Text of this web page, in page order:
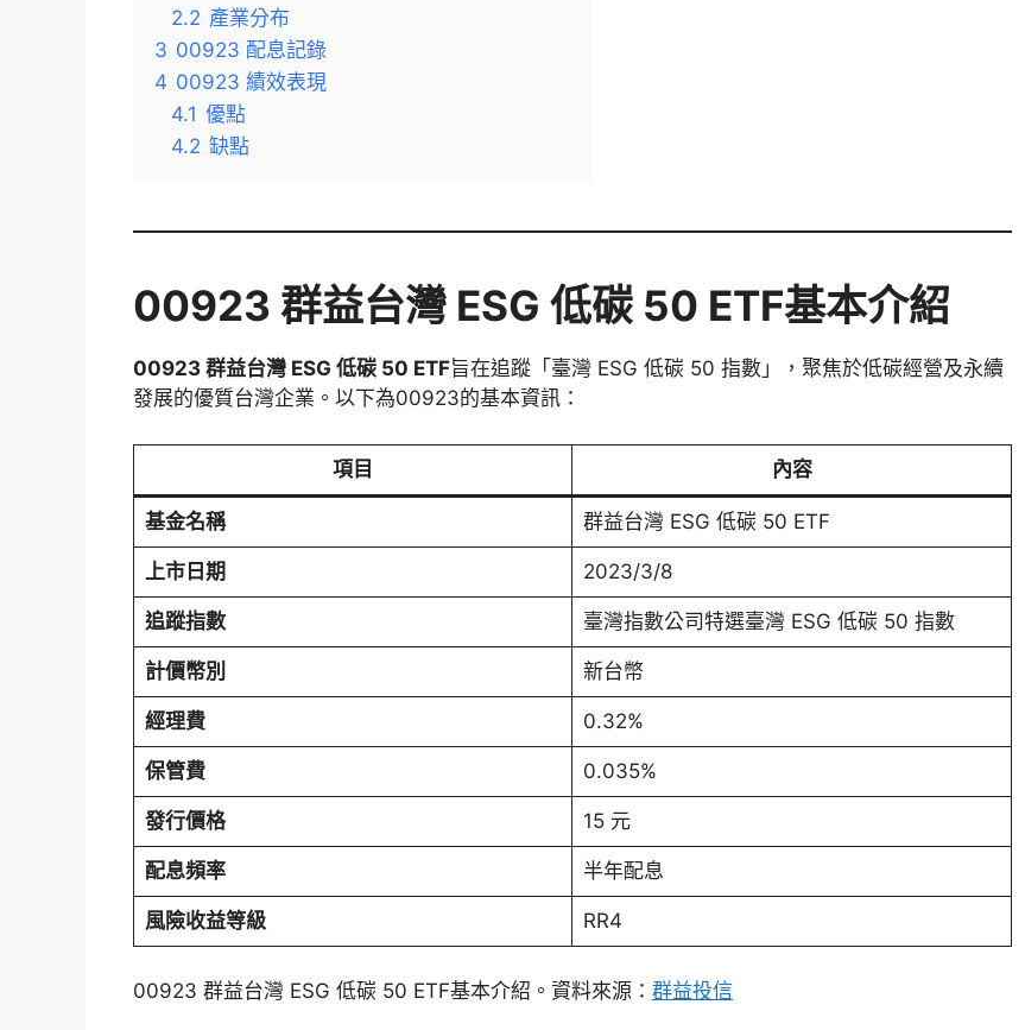
2.2 產業分布
3 00923 配息記錄
4 00923 績效表現
4.1 優點
4.2 缺點
00923 群益台灣 ESG 低碳 50 ETF基本介紹
00923 群益台灣 ESG 低碳 50 ETF旨在追蹤「臺灣 ESG 低碳 50 指數」，聚焦於低碳經營及永續
發展的優質台灣企業。以下為00923的基本資訊：
項目 內容
基金名稱 群益台灣 ESG 低碳 50 ETF
上市日期 2023/3/8
追蹤指數 臺灣指數公司特選臺灣 ESG 低碳 50 指數
計價幣別 新台幣
經理費 0.32%
保管費 0.035%
發行價格 15 元
配息頻率 半年配息
風險收益等級 RR4
00923 群益台灣 ESG 低碳 50 ETF基本介紹。資料來源： 群益投信